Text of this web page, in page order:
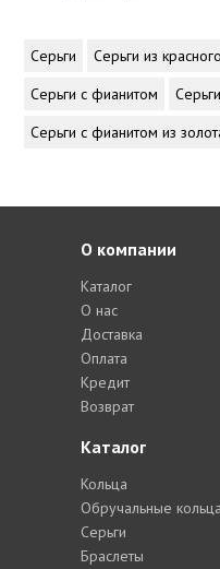
Серьги Серьги из
Серьги с фианитом
Серьги с фианитом из
Каталог
Кольца
Обручальные кольца
Серьги
Браслеты
О компании
Каталог
О нас
Доставка
Оплата
Кредит
Возврат